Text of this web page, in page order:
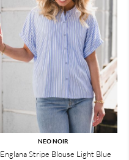
NEO NOIR
Englana Stripe Blouse Light Blue